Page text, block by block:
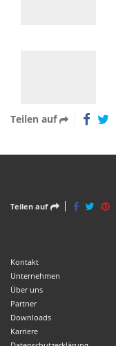
Teilen auf
Teilen auf
Kontakt
Unternehmen
Über uns
Partner
Downloads
Karriere